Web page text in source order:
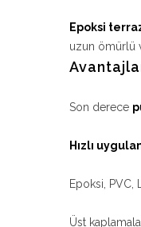
Epoksi
uzun ömürlü
Son derece
Hızlı
Epoksi, PVC,
Üst